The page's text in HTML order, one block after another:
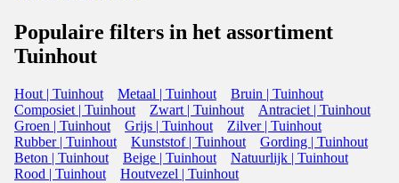
Populaire filters in het assortiment
Tuinhout
Hout | Tuinhout Metaal | Tuinhout
Bruin | Tuinhout
Composiet | Tuinhout
Zwart | Tuinhout
Antraciet | Tuinhout
Groen | Tuinhout
Grijs | Tuinhout
Zilver | Tuinhout
Rubber | Tuinhout
Kunststof | Tuinhout
Gording | Tuinhout
Beton | Tuinhout
Beige | Tuinhout
Natuurlijk | Tuinhout
Rood | Tuinhout
Houtvezel | Tuinhout